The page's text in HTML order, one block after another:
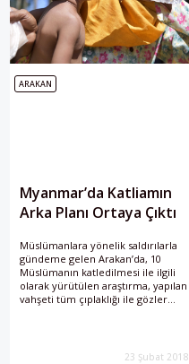
ARAKAN
Myanmar’da Katliamın
Arka Planı Ortaya Çıktı
Müslümanlara yönelik saldırılarla
gündeme gelen Arakan’da, 10
Müslümanın katledilmesi ile ilgili
olarak yürütülen araştırma, yapılan
vahşeti tüm çıplaklığı ile gözler
23 Şubat 2018